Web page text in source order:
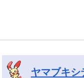
ヤマブキシ